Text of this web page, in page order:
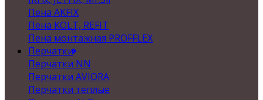
Пена AKFIX
Пена KOLT, REFIT
Пена монтажная PROFFLEX
Перчатки
Перчатки NN
Перчатки AVIORA
Перчатки теплые